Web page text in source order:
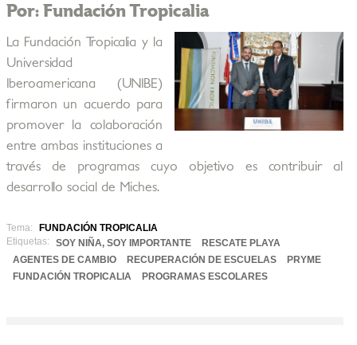
Por: Fundación Tropicalia
La Fundación Tropicalia y la
Universidad
Iberoamericana (UNIBE)
firmaron un acuerdo para
promover la colaboración
entre ambas instituciones a
través de programas cuyo objetivo es contribuir al
desarrollo social de Miches.
Tema:
FUNDACIÓN TROPICALIA
Etiquetas:
SOY NIÑA, SOY IMPORTANTE
RESCATE PLAYA
AGENTES DE CAMBIO
RECUPERACIÓN DE ESCUELAS
PRYME
FUNDACIÓN TROPICALIA
PROGRAMAS ESCOLARES